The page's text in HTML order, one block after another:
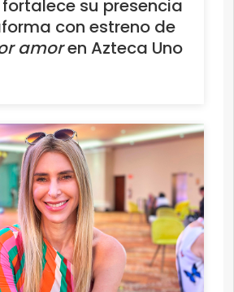
su presencia
con estreno de
amoren Azteca Uno